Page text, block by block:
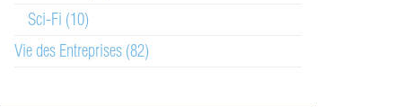
Sci-Fi (10)
Vie des Entreprises (82)